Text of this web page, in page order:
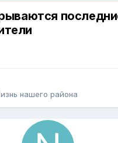
нашего района